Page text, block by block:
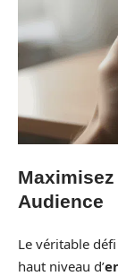
Maximisez
Audience
Le véritable
haut niveau d’